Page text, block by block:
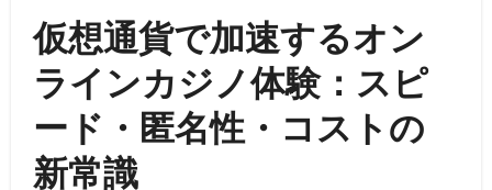
仮想通貨で加速するオン
ラインカジノ体験：スピ
ード・匿名性・コストの
新常識